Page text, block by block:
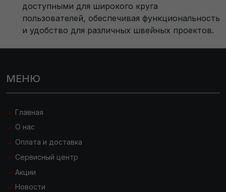
доступными для широкого круга
пользователей, обеспечивая функциональность
и удобство для различных швейных проектов.
МЕНЮ
Главная
О нас
Оплата и доставка
Сервисный центр
Акции
Новости